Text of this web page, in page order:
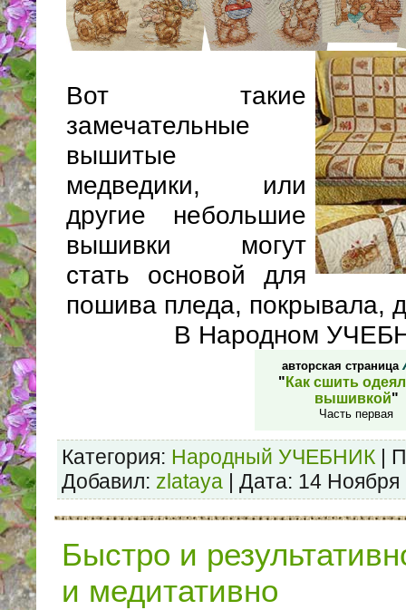
Вот такие
замечательные
вышитые
медведики, или
другие небольшие
вышивки могут
стать основой для
пошива пледа, покрывала,
В Народном
авторская страница
" Как сшить
вышивкой"
Часть первая
Категория: Народный УЧЕБНИК |
Добавил: zlataya | Дата: 14 Ноября
Быстро и
и медитативно